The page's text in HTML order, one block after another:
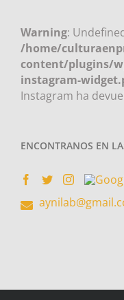
Warning:
/home/
content/plugins/
instagram-
Instagram ha
ENCONTRANOS EN